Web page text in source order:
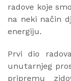
radove koje
na neki način
energiju.
Prvi dio
unutarnjeg
pripremu